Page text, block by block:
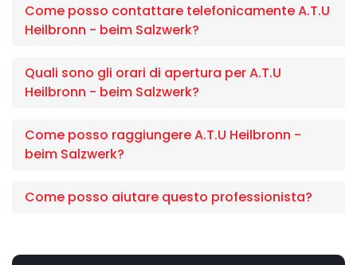
Come posso contattare telefonicamente A.T.U
Heilbronn - beim Salzwerk?
Quali sono gli orari di apertura per A.T.U
Heilbronn - beim Salzwerk?
Come posso raggiungere A.T.U Heilbronn -
beim Salzwerk?
Come posso aiutare questo professionista?